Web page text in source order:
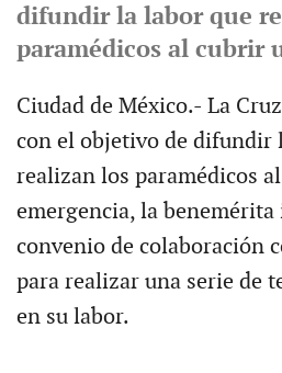
difundir la labor que
paramédicos al cubrir
Ciudad de México.- La
con el objetivo de difundir
realizan los paramédicos
emergencia, la
convenio de colaboración
para realizar una serie de
en su labor.